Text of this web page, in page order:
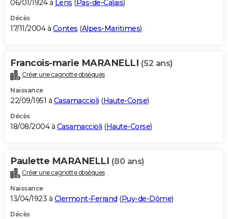
06/01/1924 à Lens ( Pas-de-Calais)
Décès
17/11/2004 à Contes (Alpes-Maritimes)
Francois-marie MARANELLI (52 ans)
Créer une cagnotte obsèques
Naissance
22/09/1951 à Casamaccioli (Haute-Corse)
Décès
18/08/2004 à Casamaccioli (Haute-Corse)
Paulette MARANELLI (80 ans)
Créer une cagnotte obsèques
Naissance
13/04/1923 à Clermont-Ferrand (Puy-de-Dôme)
Décès